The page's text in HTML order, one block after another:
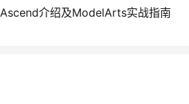
介绍及ModelArts实战指南